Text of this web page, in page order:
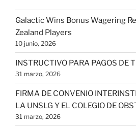
Galactic Wins Bonus Wagering
Zealand Players
10 junio, 2026
INSTRUCTIVO PARA PAGOS DE
31 marzo, 2026
FIRMA DE CONVENIO
LA UNSLG Y EL COLEGIO DE
31 marzo, 2026